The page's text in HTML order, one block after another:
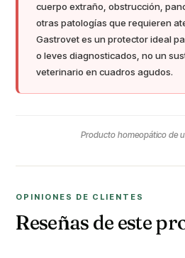
cuerpo extraño, obstrucción,
otras patologías que requieren
Gastrovet es un protector ideal
o leves diagnosticados, no un
veterinario en cuadros agudos.
Producto homeopático de
OPINIONES DE CLIENTES
Reseñas de este